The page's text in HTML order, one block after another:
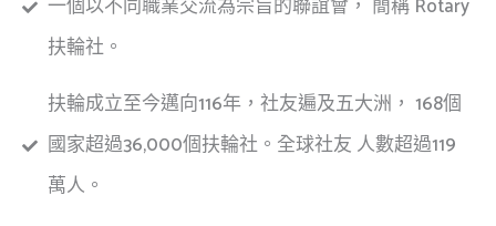
一個以不同職業交流為宗旨的聯誼會， 簡稱 Rotary
扶輪社。
扶輪成立至今邁向116年，社友遍及五大洲， 168個
國家超過36,000個扶輪社。全球社友 人數超過119
萬人。